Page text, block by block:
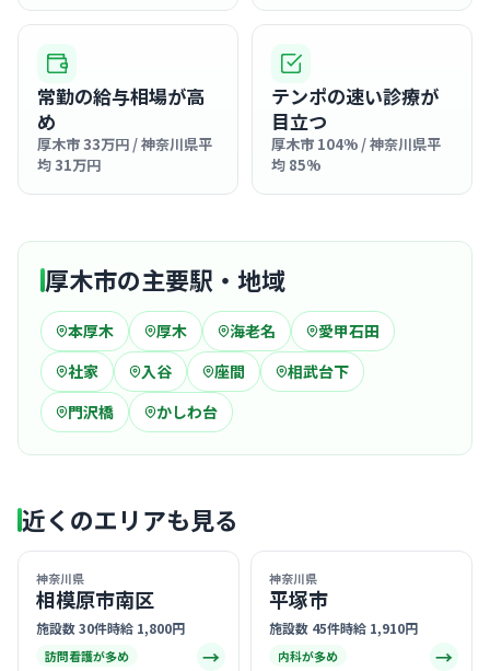
常勤の給与相場が高
め
厚木市 33万円 / 神奈川県平
均 31万円
テンポの速い診療が
目立つ
厚木市 104% / 神奈川県平
均 85%
厚木市の主要駅・地域
本厚木 厚木 海老名
愛甲石田
社家
入谷 座間
相武台下
門沢橋
かしわ台
近くのエリアも見る
神奈川県
相模原市南区
施設数 30件時給 1,800円
訪問看護が多め →
神奈川県
平塚市
施設数 45件時給 1,910円
内科が多め →